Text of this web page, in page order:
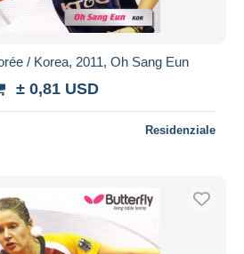
/ Korea, 2011, Oh Sang Eun
± 0,81 USD
Residenziale